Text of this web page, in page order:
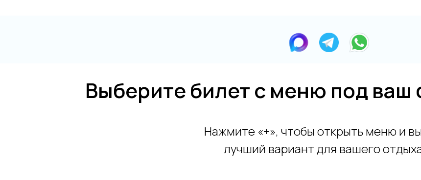
Выберите билет с меню под ваш
Нажмите «+», чтобы открыть меню и
лучший вариант для вашего